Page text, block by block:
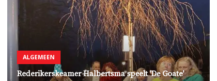
ALGEMEEN
Rederikerskeamer Halbertsma speelt 'De Goate'